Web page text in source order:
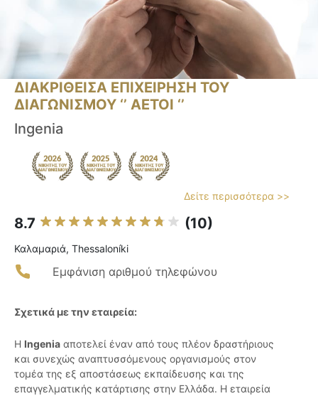
ΔΙΑΚΡΙΘΕΙΣΑ ΕΠΙΧΕΙΡΗΣΗ ΤΟΥ
ΔΙΑΓΩΝΙΣΜΟΥ ‘’ ΑΕΤΟΙ ‘’
Ingenia
Δείτε περισσότερα >>
8.7 (10)
Καλαμαριά, Thessaloníki
Εμφάνιση αριθμού τηλεφώνου
Σχετικά με την εταιρεία:
Η Ingenia αποτελεί έναν από τους πλέον δραστήριους
και συνεχώς αναπτυσσόμενους οργανισμούς στον
τομέα της εξ αποστάσεως εκπαίδευσης και της
επαγγελματικής κατάρτισης στην Ελλάδα. Η εταιρεία